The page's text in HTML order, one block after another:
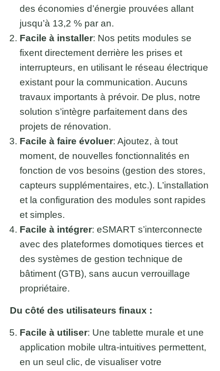
des économies d’énergie prouvées allant
jusqu’à 13,2 % par an.
Facile à installer: Nos petits modules se
fixent directement derrière les prises et
interrupteurs, en utilisant le réseau électrique
existant pour la communication. Aucuns
travaux importants à prévoir. De plus, notre
solution s’intègre parfaitement dans des
projets de rénovation.
Facile à faire évoluer: Ajoutez, à tout
moment, de nouvelles fonctionnalités en
fonction de vos besoins (gestion des stores,
capteurs supplémentaires, etc.). L’installation
et la configuration des modules sont rapides
et simples.
Facile à intégrer: eSMART s’interconnecte
avec des plateformes domotiques tierces et
des systèmes de gestion technique de
bâtiment (GTB), sans aucun verrouillage
propriétaire.
Du côté des utilisateurs finaux :
Facile à utiliser: Une tablette murale et une
application mobile ultra-intuitives permettent,
en un seul clic, de visualiser votre